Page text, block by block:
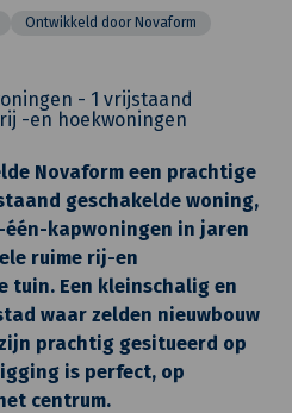
Ontwikkeld door Novaform
- 1 vrijstaand
-en hoekwoningen
Novaform een prachtige
geschakelde woning,
kapwoningen in jaren
ruime rij-en
tuin. Een kleinschalig en
waar zelden nieuwbouw
prachtig gesitueerd op
is perfect, op
centrum.